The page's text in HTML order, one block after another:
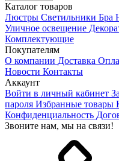
Каталог товаров
Люстры Светильники Бра
Уличное освещение
Комплектующие
Покупателям
О компании Доставка
Новости Контакты
Аккаунт
Войти в личный кабинет
пароля Избранные товары
Конфиденциальность
Звоните нам, мы на связи!